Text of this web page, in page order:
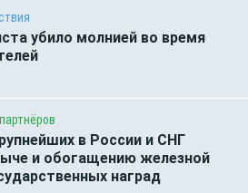
убило молнией во время
в России и СНГ
и обогащению железной
наград